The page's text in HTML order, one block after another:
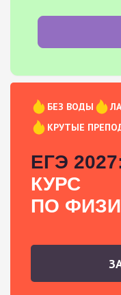
БЕЗ ВОДЫ
КРУТЫЕ
ЕГЭ
КУРС
ПО